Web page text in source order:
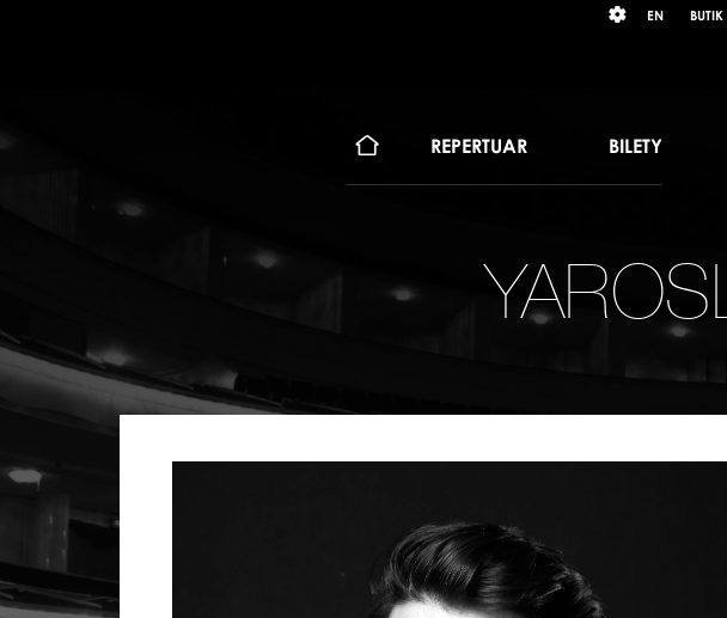
język
EN BUTIK
REPERTUAR BILETY